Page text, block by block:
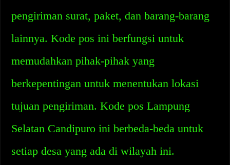
pengiriman surat, paket, dan barang-barang
lainnya. Kode pos ini berfungsi untuk
memudahkan pihak-pihak yang
berkepentingan untuk menentukan lokasi
tujuan pengiriman. Kode pos Lampung
Selatan Candipuro ini berbeda-beda untuk
setiap desa yang ada di wilayah ini.